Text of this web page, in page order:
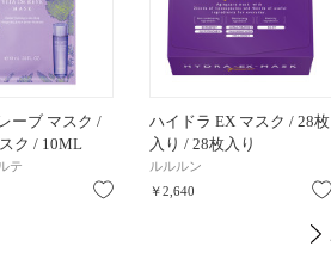
ーブ マスク /
ク / 10ML
テ
お気に入り
ハイドラ EX マスク / 28枚
入り / 28枚入り
ルルルン
￥2,640